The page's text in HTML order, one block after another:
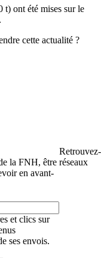
ont été mises sur le
cette actualité ?
la FNH, être
en avant-
et clics sur
ses envois.
réseaux